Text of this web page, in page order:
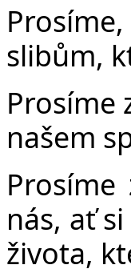
slibům,
Prosíme
našem
nás, ať
života,